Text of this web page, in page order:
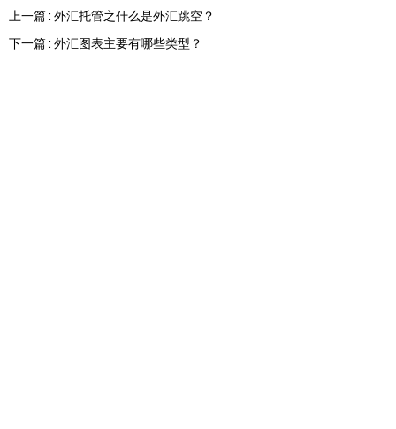
上一篇 : 外汇托管之什么是外汇跳空？
下一篇 : 外汇图表主要有哪些类型？